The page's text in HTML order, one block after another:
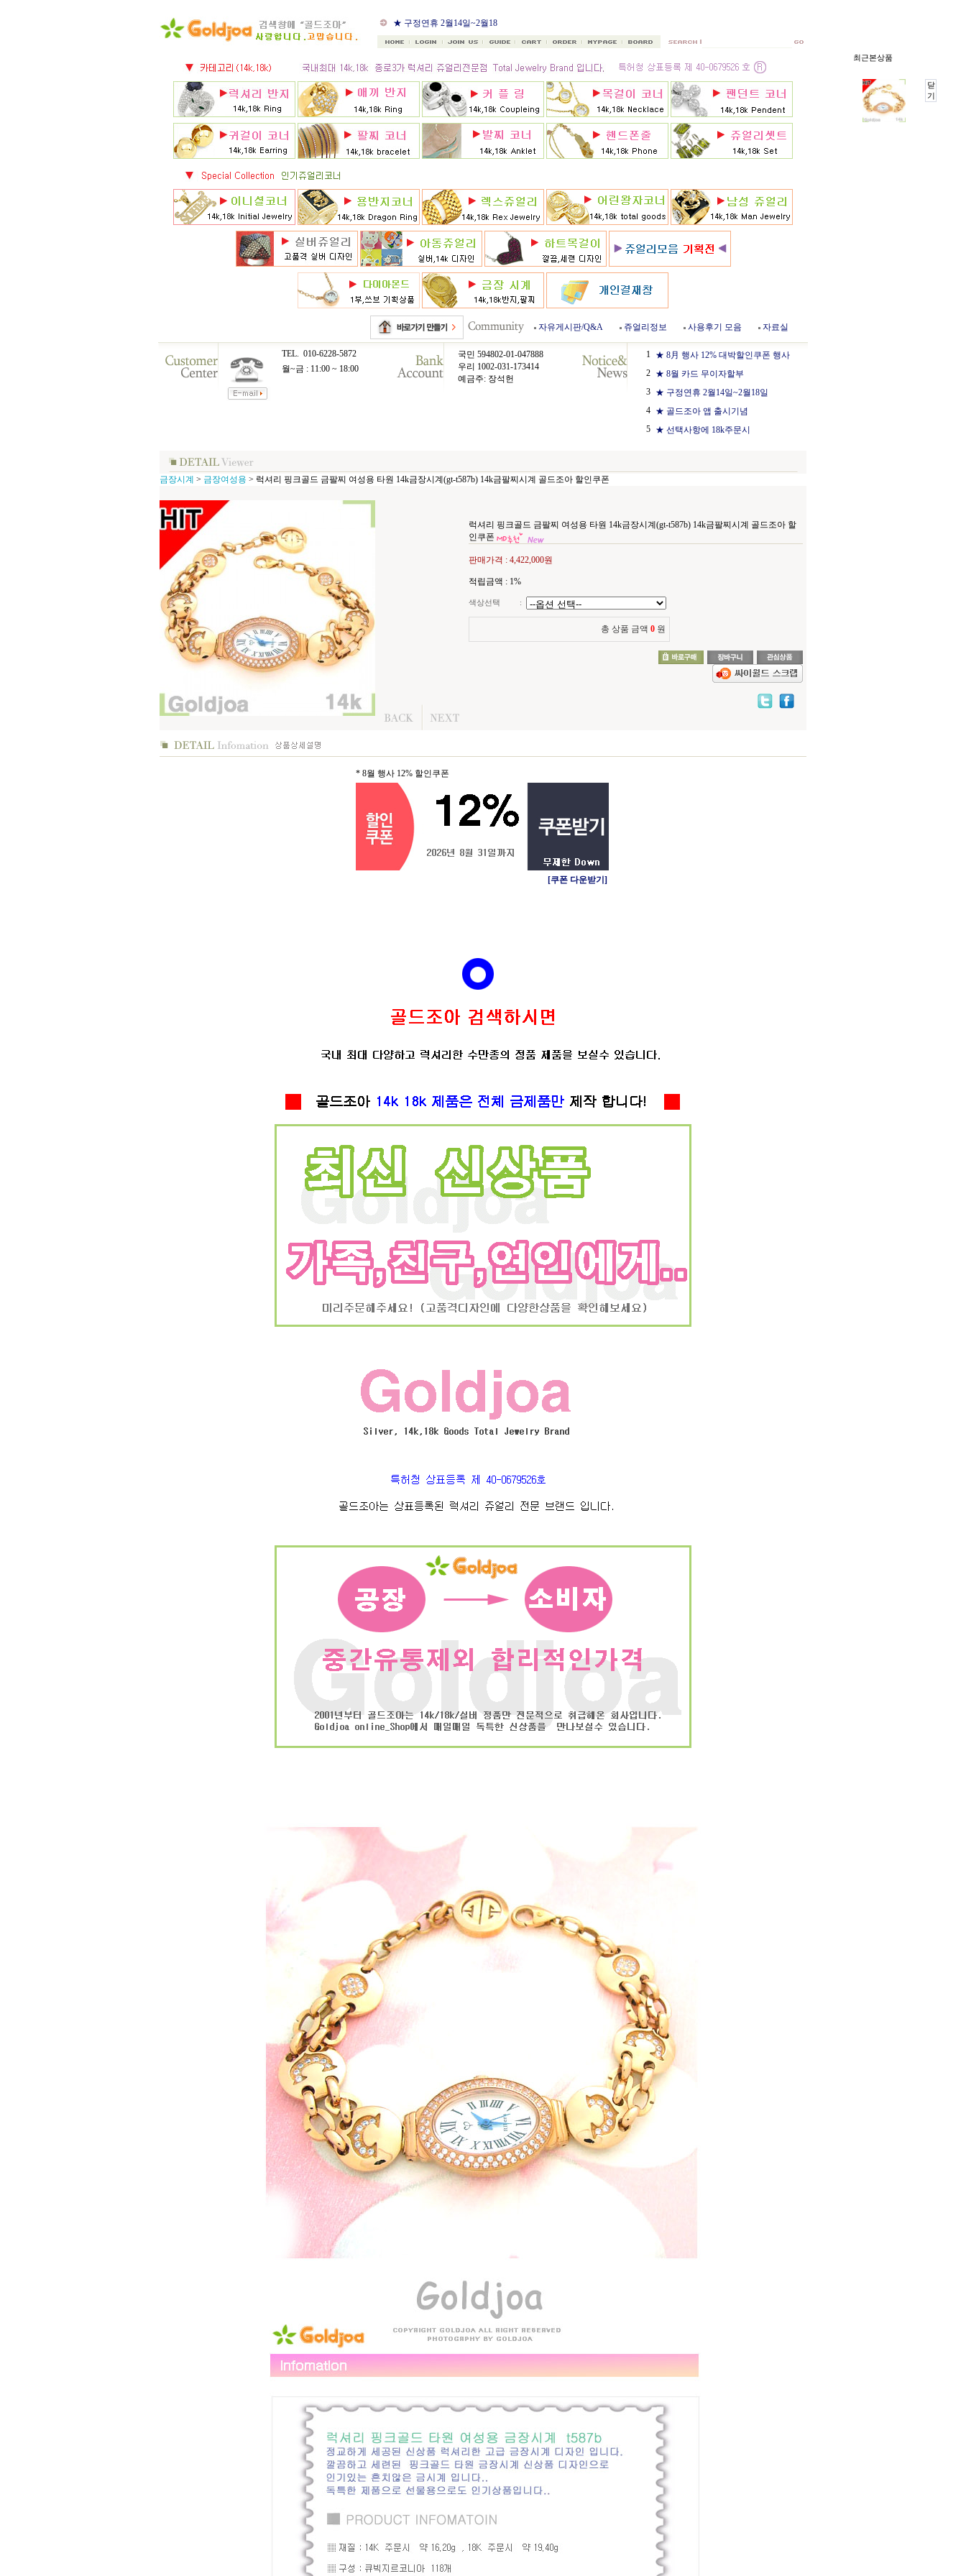
★ 8月 행사 12% 대박할인쿠
폰 행사
★ 구정연휴 2월14일~2월18
일
★ 골드조아 앱 출시기념
자유게시판/Q&A 쥬얼리정보 사용후기 모음 자료실
TEL. 010-6228-5872
월~금 : 11:00 ~ 18:00
국민 594802-01-047888
우리 1002-031-173414
예금주: 장석헌
1 ★ 8月 행사 12% 대박할인쿠폰 행사
2 ★ 8월 카드 무이자할부
3 ★ 구정연휴 2월14일~2월18일
4 ★ 골드조아 앱 출시기념
5 ★ 선택사항에 18k주문시
금장시계 > 금장여성용 > 럭셔리 핑크골드 금팔찌 여성용 타원 14k금장시계(gt-t587b) 14k금팔찌시계 골드조아 할인쿠폰
럭셔리 핑크골드 금팔찌 여성용 타원 14k금장시계(gt-t587b) 14k금팔찌시계 골드조아 할
인쿠폰
판매가격 : 4,422,000원
적립금액 : 1%
색상선택 :
총 상품 금액 0 원
* 8월 행사 12% 할인쿠폰
[쿠폰 다운받기]
최근본상품
닫
기